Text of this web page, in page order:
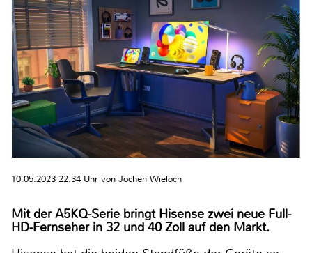
10.05.2023 22:34 Uhr von Jochen Wieloch
Mit der A5KQ-Serie bringt Hisense zwei neue Full-
HD-Fernseher in 32 und 40 Zoll auf den Markt.